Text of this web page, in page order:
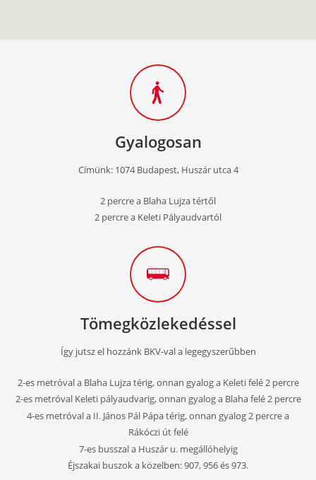
Chili Salsa Tánciskola
1074 Budapest, Huszár utca 4.
2-2 percre a Blaha Lujza tértől és a Keleti Pályaudvartól
Gyalogosan
Címünk: 1074 Budapest, Huszár utca 4
2 percre a Blaha Lujza tértől
2 percre a Keleti Pályaudvartól
Tömegközlekedéssel
Így jutsz el hozzánk BKV-val a legegyszerűbben
2-es metróval a Blaha Lujza térig, onnan gyalog a Keleti felé 2 percre
2-es metróval Keleti pályaudvarig, onnan gyalog a Blaha felé 2 percre
4-es metróval a II. János Pál Pápa térig, onnan gyalog 2 percre a
Rákóczi út felé
7-es busszal a Huszár u. megállóhelyig
Éjszakai buszok a közelben: 907, 956 és 973.